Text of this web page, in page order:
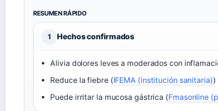
RESUMEN RÁPIDO
1 Hechos confirmados
Alivia dolores leves a moderados con
Reduce la fiebre (IFEMA (institución sanitaria))
Puede irritar la mucosa gástrica (Fmasonline